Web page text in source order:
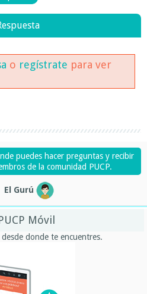
o regístrate para ver
puedes hacer preguntas y recibir
de la comunidad PUCP.
El Gurú
Móvil
donde te encuentres.